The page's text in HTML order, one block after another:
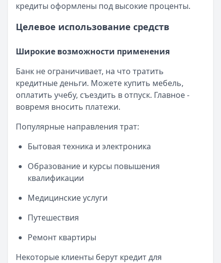
кредиты оформлены под высокие проценты.
Целевое использование средств
Широкие возможности применения
Банк не ограничивает, на что тратить
кредитные деньги. Можете купить мебель,
оплатить учебу, съездить в отпуск. Главное -
вовремя вносить платежи.
Популярные направления трат:
Бытовая техника и электроника
Образование и курсы повышения
квалификации
Медицинские услуги
Путешествия
Ремонт квартиры
Некоторые клиенты берут кредит для